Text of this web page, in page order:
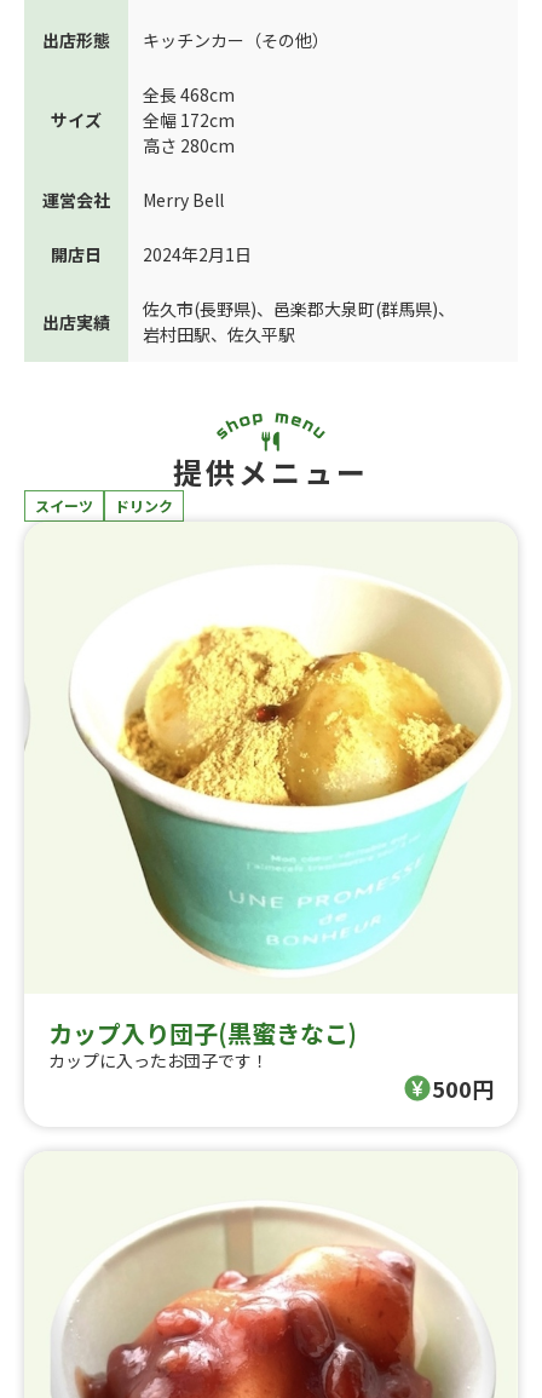
出店形態 キッチンカー（その他）
サイズ
全長 468cm
全幅 172cm
高さ 280cm
運営会社 Merry Bell
開店日 2024年2月1日
出店実績
佐久市(長野県)、 邑楽郡大泉町(群馬県)、
岩村田駅、 佐久平駅
提供メニュー
スイーツ ドリンク
カップ入り団子(黒蜜きなこ)
カップに入ったお団子です！
500円